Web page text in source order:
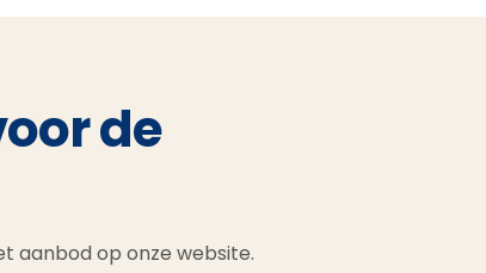
de
aanbod op onze website.